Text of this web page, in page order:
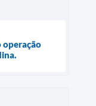
operação